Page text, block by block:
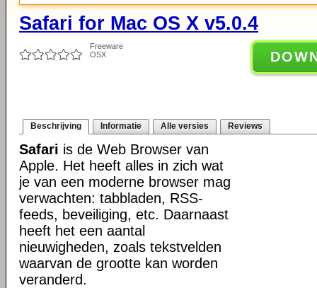
Safari for Mac OS X v5.0.4
Freeware
OSX
Beschrijving Informatie Alle versies Reviews
Safari is de Web Browser van
Apple. Het heeft alles in zich wat
je van een moderne browser mag
verwachten: tabbladen, RSS-
feeds, beveiliging, etc. Daarnaast
heeft het een aantal
nieuwigheden, zoals tekstvelden
waarvan de grootte kan worden
veranderd.